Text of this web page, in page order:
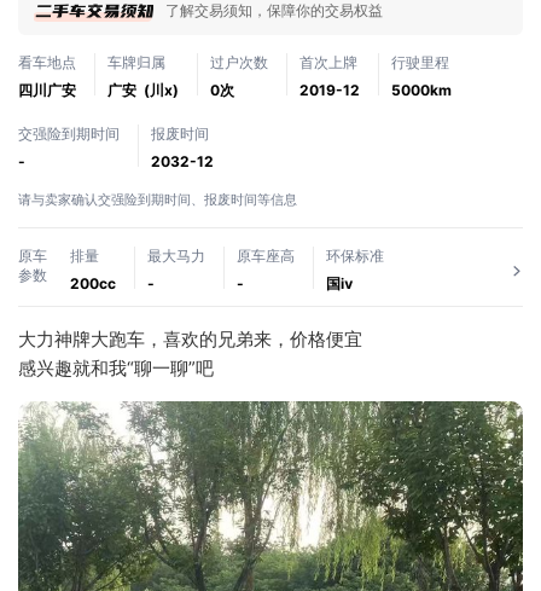
了解交易须知，保障你的交易权益
看车地点
四川广安
车牌归属
广安 (川x)
过户次数
0次
首次上牌
2019-12
行驶里程
5000km
交强险到期时间
-
报废时间
2032-12
请与卖家确认交强险到期时间、报废时间等信息
原车
参数
排量
200cc
最大马力
-
原车座高
-
环保标准
国ⅳ
大力神牌大跑车，喜欢的兄弟来，价格便宜
感兴趣就和我“聊一聊”吧